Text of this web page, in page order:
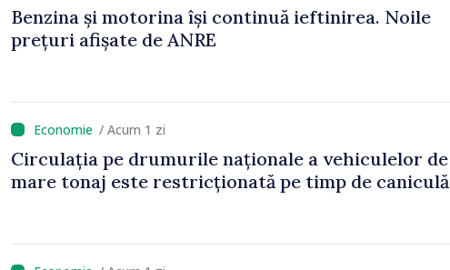
Benzina și motorina își continuă ieftinirea. Noile
prețuri afișate de ANRE
/ Acum 1 zi
Circulația pe drumurile naționale a vehiculelor de
mare tonaj este restricționată pe timp de caniculă